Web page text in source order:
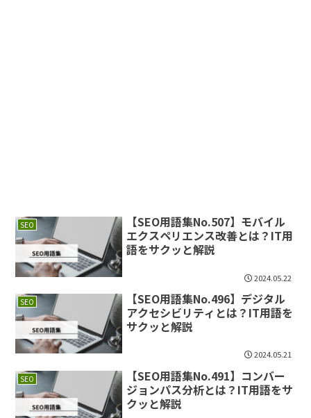
SEO
【SEO用語集No.507】モバイル
エクスペリエンス改善とは？IT用
語をサクッと解説
2024.05.22
SEO
【SEO用語集No.496】デジタル
アクセシビリティとは？IT用語を
サクッと解説
2024.05.21
SEO
【SEO用語集No.491】コンバー
ジョンパス分析とは？IT用語をサ
クッと解説